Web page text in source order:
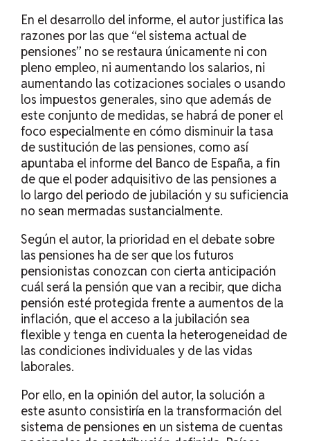
En el desarrollo del informe, el autor justifica las
razones por las que “el sistema actual de
pensiones” no se restaura únicamente ni con
pleno empleo, ni aumentando los salarios, ni
aumentando las cotizaciones sociales o usando
los impuestos generales, sino que además de
este conjunto de medidas, se habrá de poner el
foco especialmente en cómo disminuir la tasa
de sustitución de las pensiones, como así
apuntaba el informe del Banco de España, a fin
de que el poder adquisitivo de las pensiones a
lo largo del periodo de jubilación y su suficiencia
no sean mermadas sustancialmente.
Según el autor, la prioridad en el debate sobre
las pensiones ha de ser que los futuros
pensionistas conozcan con cierta anticipación
cuál será la pensión que van a recibir, que dicha
pensión esté protegida frente a aumentos de la
inflación, que el acceso a la jubilación sea
flexible y tenga en cuenta la heterogeneidad de
las condiciones individuales y de las vidas
laborales.
Por ello, en la opinión del autor, la solución a
este asunto consistiría en la transformación del
sistema de pensiones en un sistema de cuentas